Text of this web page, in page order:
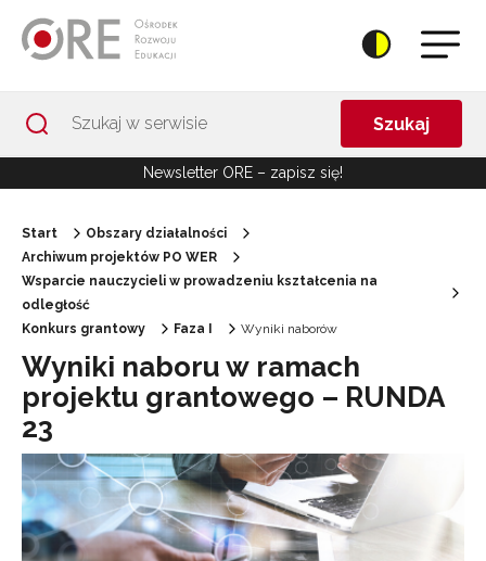
Szukaj
Newsletter ORE – zapisz się!
Start
Obszary działalności
Archiwum projektów PO WER
Wsparcie nauczycieli w prowadzeniu kształcenia na
odległość
Konkurs grantowy
Faza I Wyniki naborów
Wyniki naboru w ramach
projektu grantowego – RUNDA
23